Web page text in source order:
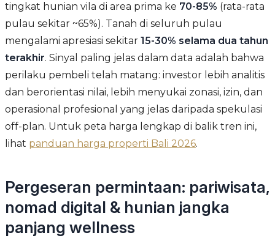
tingkat hunian vila di area prima ke 70-85% (rata-rata
pulau sekitar ~65%). Tanah di seluruh pulau
mengalami apresiasi sekitar 15-30% selama dua tahun
terakhir. Sinyal paling jelas dalam data adalah bahwa
perilaku pembeli telah matang: investor lebih analitis
dan berorientasi nilai, lebih menyukai zonasi, izin, dan
operasional profesional yang jelas daripada spekulasi
off-plan. Untuk peta harga lengkap di balik tren ini,
lihat panduan harga properti Bali 2026.
Pergeseran permintaan: pariwisata,
nomad digital & hunian jangka
panjang wellness